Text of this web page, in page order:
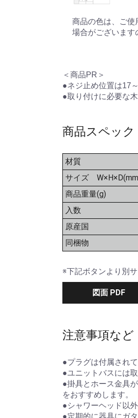
商品の色は、ご使
場合がございます
＜商品PR＞
●ネジ止め位置は17
●取り付けに必要な
商品スペック
材質
サイズ
商品重量(g)
入数
原産国
同梱物
※下記ボタンより別
図面 PDF
注意事項など
●プラグは付属され
●ユニットバスには
●掛具とホース金具
をおすすめします。
●シャワーヘッド以